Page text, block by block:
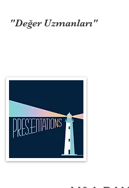
"Değer Uzmanları"